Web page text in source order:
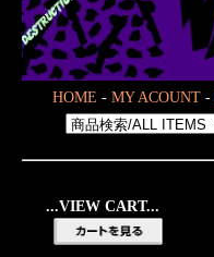
HOME - MY ACOUNT -
...VIEW CART...